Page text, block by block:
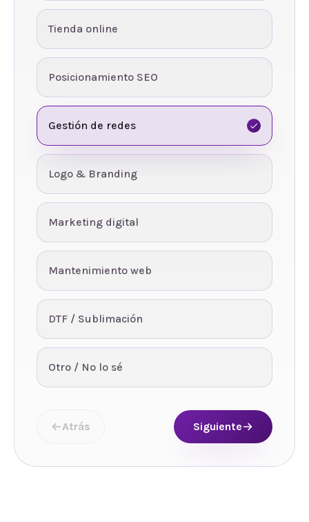
Tienda online
Posicionamiento SEO
Gestión de redes
Logo & Branding
Marketing digital
Mantenimiento web
DTF / Sublimación
Otro / No lo sé
Atrás Siguiente